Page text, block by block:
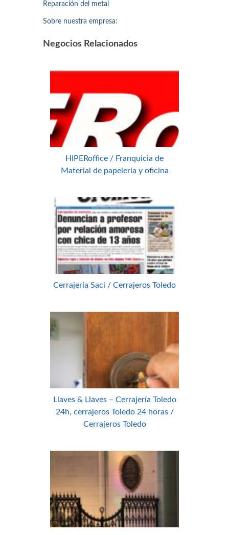
Reparación del metal
Sobre nuestra empresa:
Negocios Relacionados
HIPERoffice / Franquicia de
Material de papelería y oficina
Cerrajería Saci / Cerrajeros Toledo
Llaves & Llaves – Cerrajería Toledo
24h, cerrajeros Toledo 24 horas /
Cerrajeros Toledo